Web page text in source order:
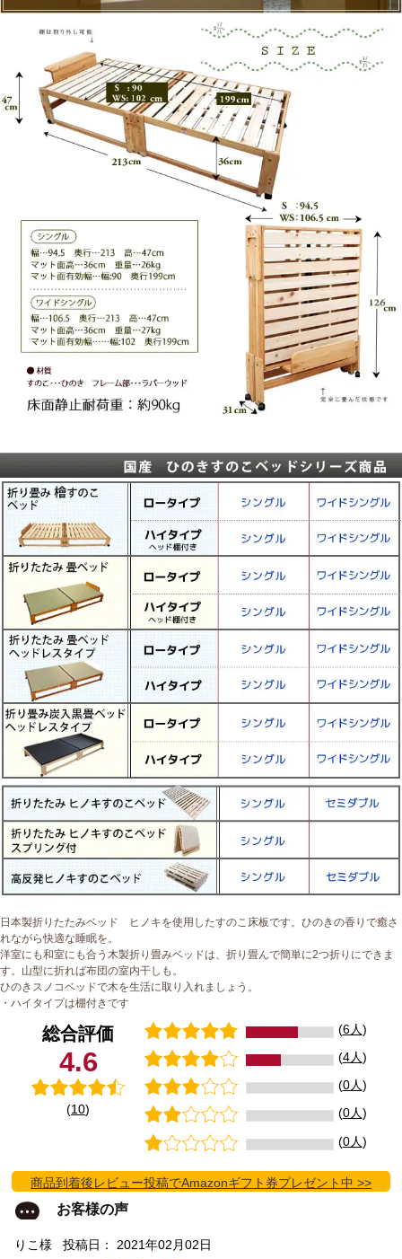
日本製折りたたみベッド ヒノキを使用したすのこ床板です。ひのきの香りで癒さ
れながら快適な睡眠を。
洋室にも和室にも合う木製折り畳みベッドは、折り畳んで簡単に2つ折りにできま
す。山型に折れば布団の室内干しも。
ひのきスノコベッドで木を生活に取り入れましょう。
・ハイタイプは棚付きです
総合評価
4.6
(10)
(6人)
(4人)
(0人)
(0人)
(0人)
商品到着後レビュー投稿でAmazonギフト券プレゼント中 >>
お客様の声
りこ様
投稿日： 2021年02月02日